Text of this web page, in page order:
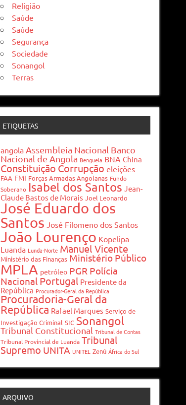
Religião
Saúde
Saúde
Segurança
Sociedade
Sonangol
Terras
ETIQUETAS
angola Assembleia Nacional Banco
Nacional de Angola Benguela BNA China
Constituição Corrupção eleições
FAA FMI Forças Armadas Angolanas Fundo
Soberano Isabel dos Santos Jean-
Claude Bastos de Morais Joel Leonardo
José Eduardo dos
Santos José Filomeno dos Santos
João Lourenço Kopelipa
Luanda Lunda-Norte Manuel Vicente
Ministério das Finanças Ministério Público
MPLA petróleo PGR Polícia
Nacional Portugal Presidente da
República Procurador-Geral da República
Procuradoria-Geral da
República Rafael Marques Serviço de
Investigação Criminal SIC Sonangol
Tribunal Constitucional Tribunal de Contas
Tribunal Provincial de Luanda Tribunal
Supremo UNITA UNITEL Zenú África do Sul
ARQUIVO